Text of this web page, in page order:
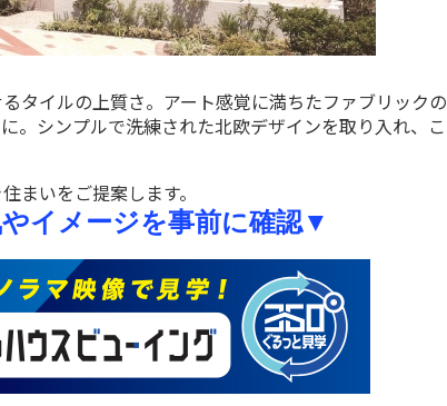
タイルの上質さ。アート感覚に満ちたファブリック
。シンプルで洗練された北欧デザインを取り入れ、
まいをご提案します。
イメージを事前に確認▼